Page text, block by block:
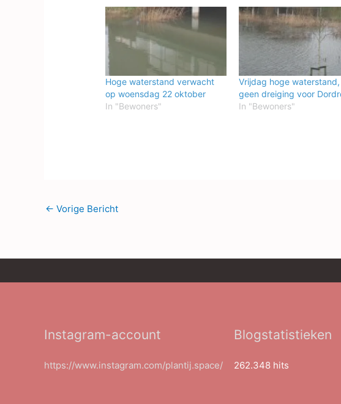
Hoge waterstand verwacht
op woensdag 22 oktober
In "Bewoners"
Vrijdag hoge waterstand,
geen dreiging voor
In "Bewoners"
← Vorige Bericht
Instagram-account
https://www.instagram.com/plantij.space/
Blogstatistieken
262.348 hits